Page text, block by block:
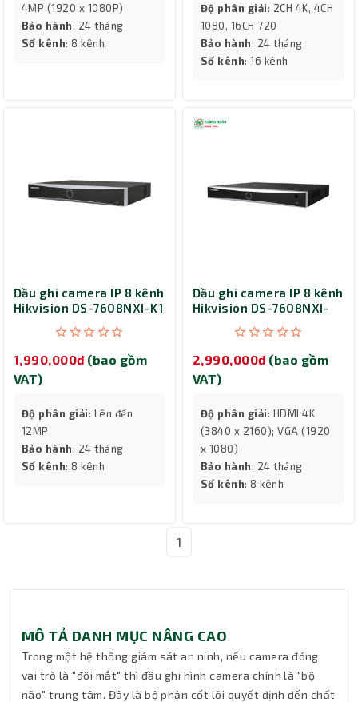
4MP (1920 x 1080P)
Bảo hành: 24 tháng
Số kênh: 8 kênh
Độ phân giải: 2CH 4K, 4CH
1080, 16CH 720
Bảo hành: 24 tháng
Số kênh: 16 kênh
Đầu ghi camera IP 8 kênh
Hikvision DS-7608NXI-K1
1,990,000đ (bao gồm
VAT)
Độ phân giải: Lên đến
12MP
Bảo hành: 24 tháng
Số kênh: 8 kênh
Đầu ghi camera IP 8 kênh
Hikvision DS-7608NXI-
2,990,000đ (bao gồm
VAT)
Độ phân giải: HDMI 4K
(3840 x 2160); VGA (1920
x 1080)
Bảo hành: 24 tháng
Số kênh: 8 kênh
1
MÔ TẢ DANH MỤC NÂNG CAO
Trong một hệ thống giám sát an ninh, nếu camera đóng
vai trò là "đôi mắt" thì đầu ghi hình camera chính là "bộ
não" trung tâm. Đây là bộ phận cốt lõi quyết định đến chất